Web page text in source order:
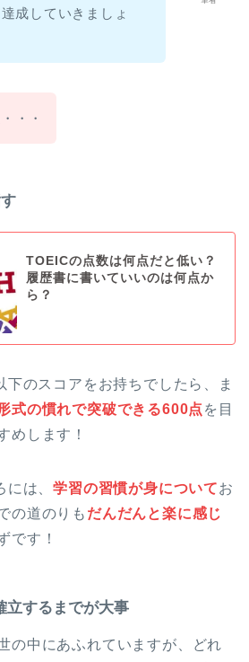
成していきましょ
・・
TOEICの点数は何点だと低い？
履歴書に書いていいのは何点か
ら？
下のスコアをお持ちでしたら、ま
式の慣れで突破できる600点 を目
めします！
には、学習の習慣が身についてお
の道のりも だんだんと楽に感じ
です！
立するまでが大事
の中にあふれていますが、どれ